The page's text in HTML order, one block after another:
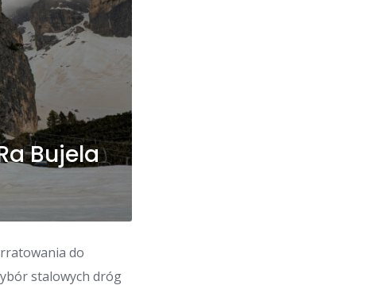
Bujela
do
stalowych dróg